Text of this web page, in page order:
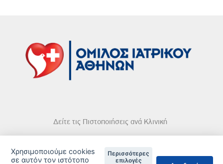
Δείτε τις Πιστοποιήσεις ανά Κλινική
Χρησιμοποιούμε cookies
σε αυτόν τον ιστότοπο
Περισσότερες
επιλογές